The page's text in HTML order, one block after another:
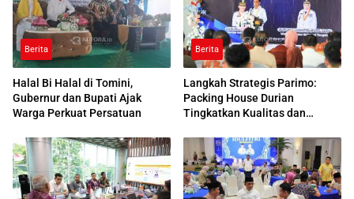
Berita
Halal Bi Halal di Tomini,
Gubernur dan Bupati Ajak
Warga Perkuat Persatuan
Berita
Langkah Strategis Parimo:
Packing House Durian
Tingkatkan Kualitas dan